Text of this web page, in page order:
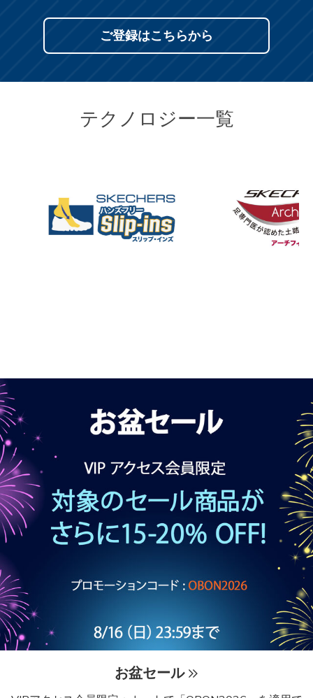
ご登録はこちらから
テクノロジー一覧
お盆セール